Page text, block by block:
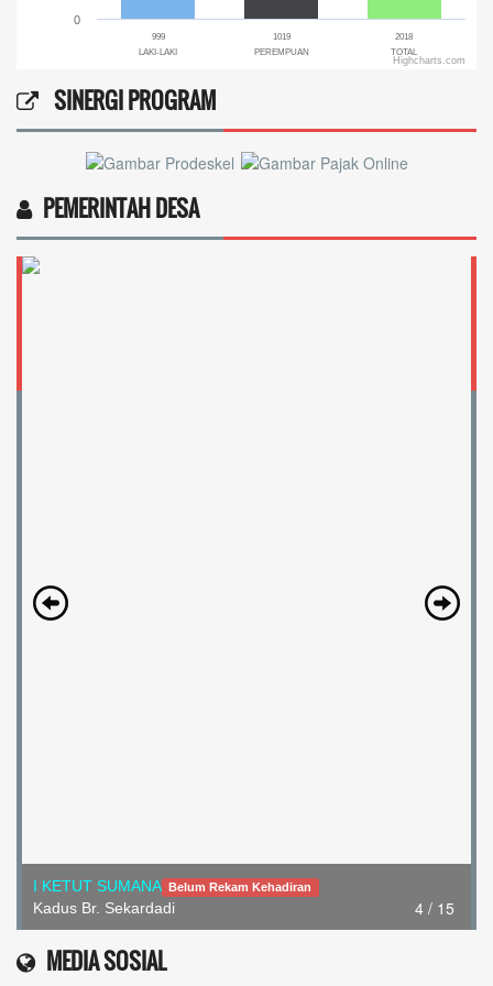
999
LAKI-LAKI
1019
PEREMPUAN
2018
TOTAL
0
Highcharts.com
SINERGI PROGRAM
PEMERINTAH DESA
4 / 15
I KETUT SUMANA Belum Rekam Kehadiran
Kadus Br. Sekardadi
MEDIA SOSIAL